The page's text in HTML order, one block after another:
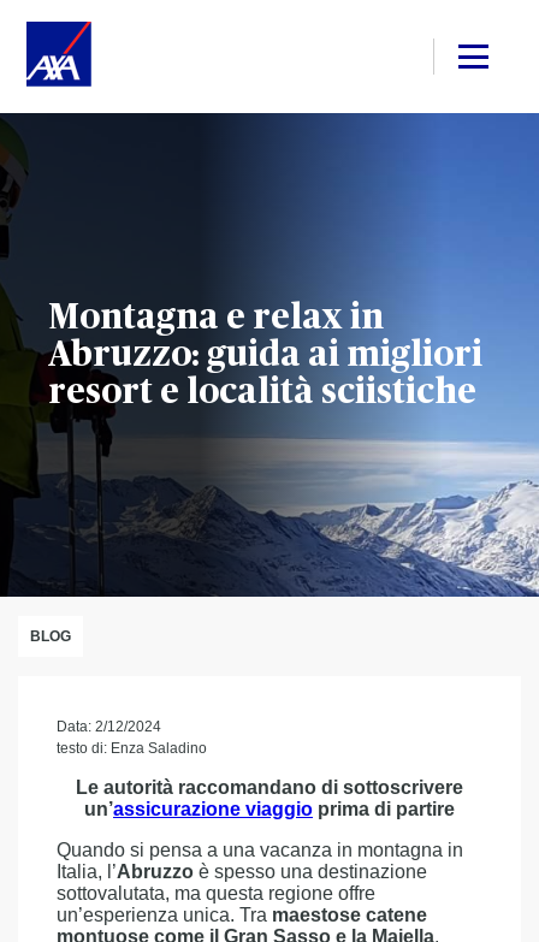
Montagna e relax in
Abruzzo: guida ai migliori
resort e località sciistiche
BLOG
Data: 2/12/2024
testo di: Enza Saladino
Le autorità raccomandano di sottoscrivere
un’assicurazione viaggio prima di partire
Quando si pensa a una vacanza in montagna in
Italia, l’Abruzzo è spesso una destinazione
sottovalutata, ma questa regione offre
un’esperienza unica. Tra maestose catene
montuose come il Gran Sasso e la Majella,